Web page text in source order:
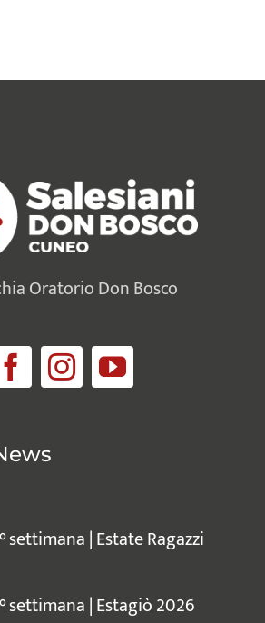
Oratorio Don Bosco
settimana | Estate Ragazzi
settimana | Estagiò 2026